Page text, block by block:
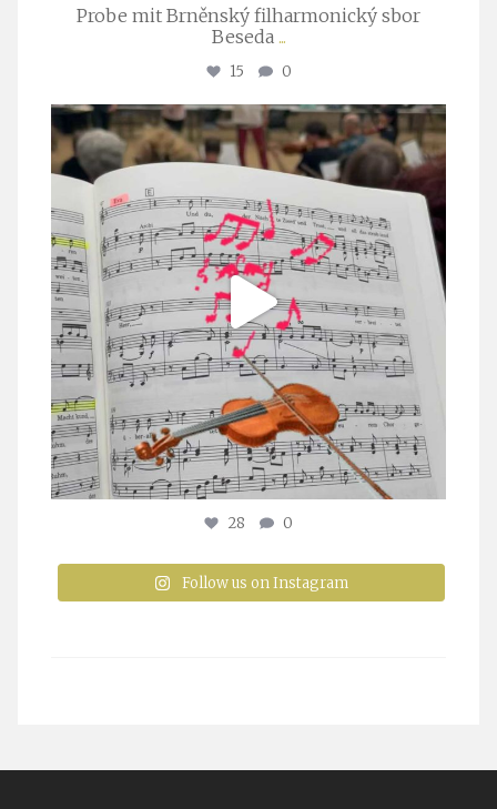
Probe mit Brněnský filharmonický sbor
Beseda ...
15 0
stuttgarter_oratorienchor
Juli 23
28 0
Follow us on Instagram